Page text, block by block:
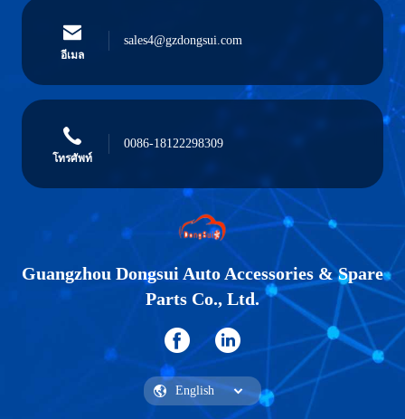
อีเมล
sales4@gzdongsui.com
โทรศัพท์
0086-18122298309
Guangzhou Dongsui Auto Accessories & Spare
Parts Co., Ltd.